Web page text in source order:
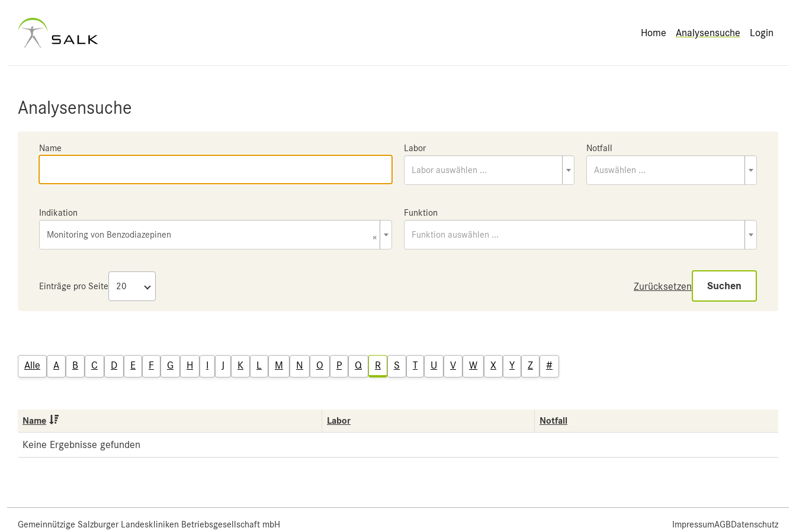
Home Analysensuche Login
Analysensuche
Name Labor
Labor auswählen ...
Notfall
Auswählen ...
Indikation
×
Monitoring von Benzodiazepinen
Funktion
Funktion auswählen ...
Einträge pro Seite Zurücksetzen Suchen
Alle A B C D E F G H I J K L M N O P Q R S T U V W X Y Z #
Name Labor Notfall
Keine Ergebnisse gefunden
Gemeinnützige Salzburger Landeskliniken Betriebsgesellschaft mbH ImpressumAGBDatenschutz